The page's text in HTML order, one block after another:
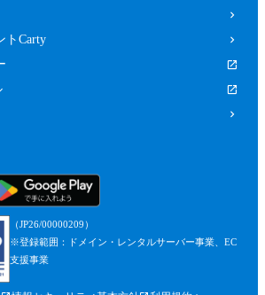
るサービスの利用規約に違反し
方又は違反するおそれがあると当
した方
め、当社は、参加者（参加の申
た者を含みます。）に対し、当
めの情報（法定代理人の連絡先
。）が確認できるものを含むが
れません。）の提出を求めるこ
ものとし、参加者はこれに従う
す。
トCarty
（JP26/00000209）
※登録範囲：ドメイン・レンタルサーバー事業、EC
支援事業